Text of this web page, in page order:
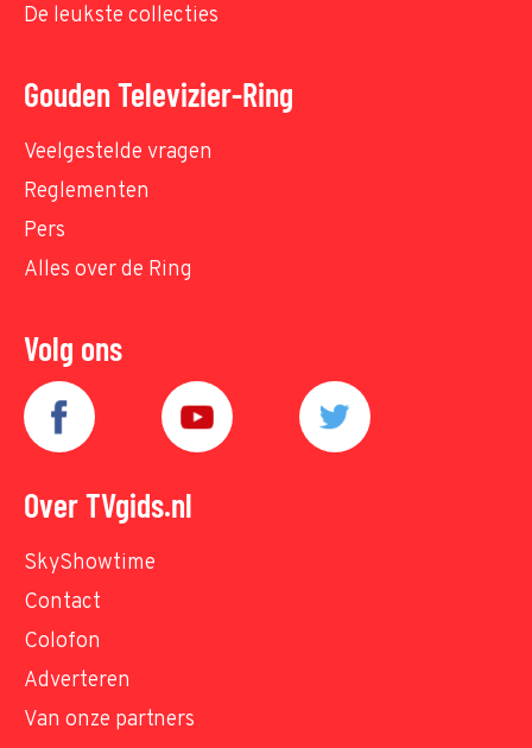
De leukste collecties
Gouden Televizier-Ring
Veelgestelde vragen
Reglementen
Pers
Alles over de Ring
Volg ons
Over TVgids.nl
SkyShowtime
Contact
Colofon
Adverteren
Van onze partners